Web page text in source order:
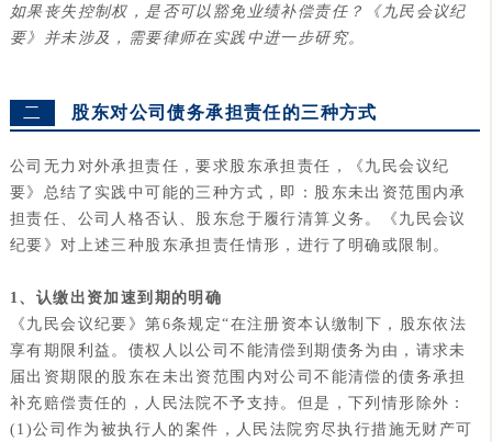
如果丧失控制权，是否可以豁免业绩补偿责任？《九民会议纪
要》并未涉及，需要律师在实践中进一步研究。
二 股东对公司债务承担责任的三种方式
公司无力对外承担责任，要求股东承担责任，《九民会议纪
要》总结了实践中可能的三种方式，即：股东未出资范围内承
担责任、公司人格否认、股东怠于履行清算义务。《九民会议
纪要》对上述三种股东承担责任情形，进行了明确或限制。
1、认缴出资加速到期的明确
《九民会议纪要》第6条规定“在注册资本认缴制下，股东依法
享有期限利益。债权人以公司不能清偿到期债务为由，请求未
届出资期限的股东在未出资范围内对公司不能清偿的债务承担
补充赔偿责任的，人民法院不予支持。但是，下列情形除外：
(1)公司作为被执行人的案件，人民法院穷尽执行措施无财产可